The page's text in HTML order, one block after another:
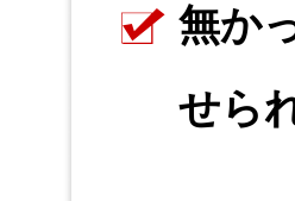
無か
せら